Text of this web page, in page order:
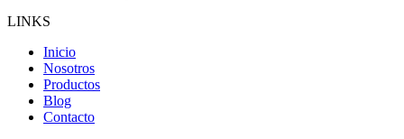
LINKS
Inicio
Nosotros
Productos
Blog
Contacto